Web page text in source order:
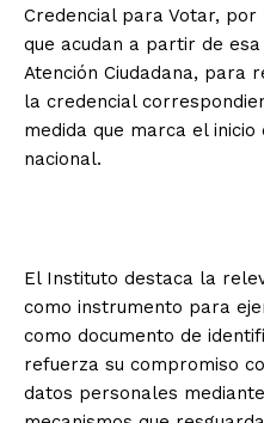
Credencial para Votar,
que acudan a partir de
Atención Ciudadana, para
la credencial
medida que marca el inicio
nacional.
El Instituto destaca la
como instrumento para
como documento de
refuerza su compromiso
datos personales